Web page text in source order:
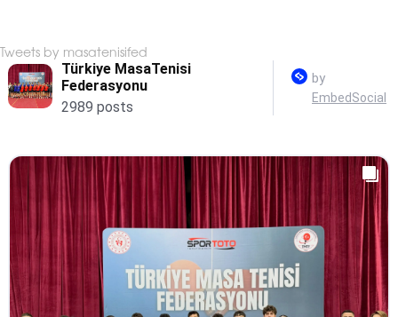
Tweets by masatenisifed